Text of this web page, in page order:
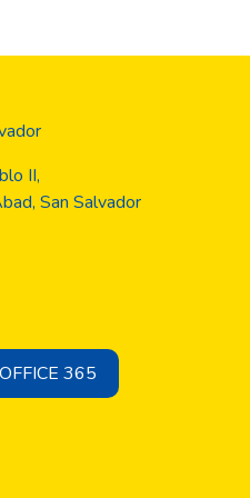
II,
San Salvador
365